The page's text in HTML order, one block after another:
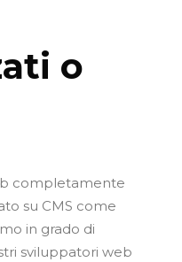
o
completamente
su CMS come
in grado di
sviluppatori web